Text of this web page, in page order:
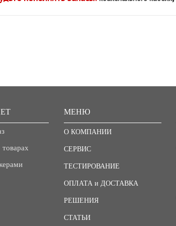
МЕНЮ
О КОМПАНИИ
СЕРВИС
ТЕСТИРОВАНИЕ
ОПЛАТА и ДОСТАВКА
РЕШЕНИЯ
СТАТЬИ